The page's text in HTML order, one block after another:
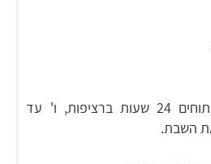
שעות פתיחה: א'-ה' פתוחים 24 שעות ברציפות, ו' עד
השבת.